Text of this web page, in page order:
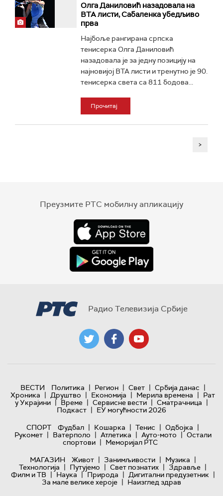
Олга Даниловић назадовала на
ВТА листи, Сабаленка убедљиво
прва
Најбоље рангирана српска
тенисерка Олга Даниловић
назадовала је за једну позицију на
најновијој ВТА листи и тренутно је 90.
тенисерка света са 811 бодова...
Прочитај
>
Преузмите РТС мобилну апликацију
Радио Телевизија Србије
ВЕСТИ Политика | Регион | Свет | Србија данас |
Хроника | Друштво | Економија | Мерила времена | Рат
у Украјини | Време | Сервисне вести | Сматрачница |
Подкаст | ЕУ могућности 2026
СПОРТ
Фудбал | Кошарка | Тенис | Одбојка |
Рукомет | Ватерполо | Атлетика | Ауто-мото | Остали
спортови | Меморијал РТС
МАГАЗИН
Живот | Занимљивости | Музика |
Технологијa | Путујемо | Свет познатих | Здравље |
Филм и ТВ | Наука | Природа | Дигитални предузетник |
За мале велике хероје | Наизглед здрав